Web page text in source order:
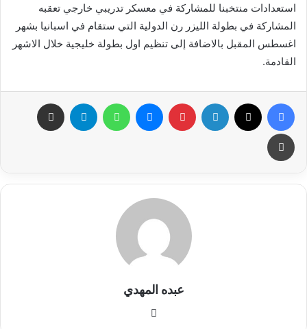
استعدادات منتخبنا للمشاركة في معسكر تدريبي خارجي تعقبه
المشاركة في بطولة الليزر رن الدولية التي ستقام في اسبانيا بشهر
اغسطس المقبل بالاضافة إلى تنظيم اول بطولة خليجية خلال الاشهر
القادمة.
فيسبوك لينكدإن بينتيريست ماسنجر واتساب تيلقرام
طباعة
عبده المهدي